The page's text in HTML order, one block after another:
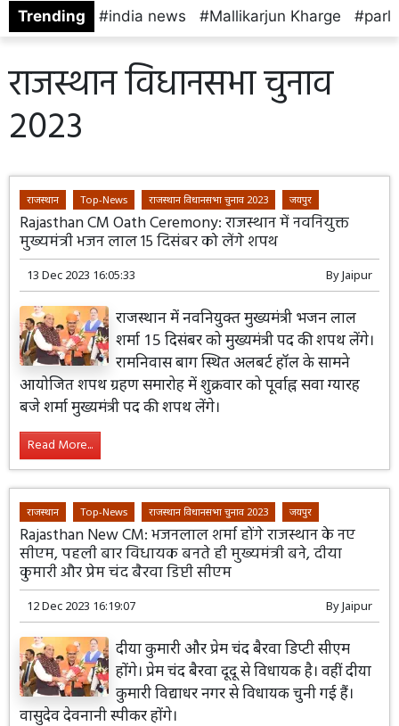
Trending india news Mallikarjun Kharge
राजस्थान विधानसभा चुनाव
2023
राजस्थान Top-News राजस्थान विधानसभा चुनाव 2023 जयपुर
Rajasthan CM Oath Ceremony: राजस्थान में नवनियुक्त
मुख्यमंत्री भजन लाल 15 दिसंबर को लेंगे शपथ
13 Dec 2023 16:05:33 ByJaipur
राजस्थान में नवनियुक्त मुख्यमंत्री भजन लाल
शर्मा 15 दिसंबर को मुख्यमंत्री पद की शपथ लेंगे।
रामनिवास बाग स्थित अलबर्ट हॉल के सामने
आयोजित शपथ ग्रहण समारोह में शुक्रवार को पूर्वाह्न सवा ग्यारह
बजे शर्मा मुख्यमंत्री पद की शपथ लेंगे।
Read More...
राजस्थान Top-News राजस्थान विधानसभा चुनाव 2023 जयपुर
Rajasthan New CM: भजनलाल शर्मा होंगे राजस्थान के नए
सीएम, पहली बार विधायक बनते ही मुख्यमंत्री बने, दीया
कुमारी और प्रेम चंद बैरवा डिप्टी सीएम
12 Dec 2023 16:19:07 ByJaipur
दीया कुमारी और प्रेम चंद बैरवा डिप्टी सीएम
होंगे। प्रेम चंद बैरवा दूदू से विधायक है। वहीं दीया
कुमारी विद्याधर नगर से विधायक चुनी गई हैं।
वासुदेव देवनानी स्पीकर होंगे।